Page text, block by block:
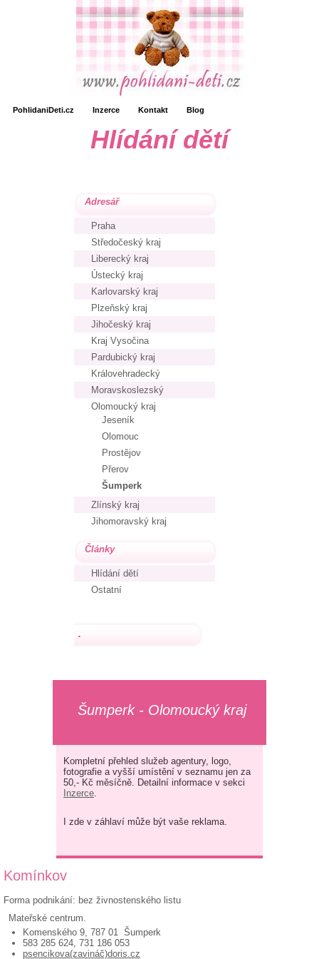
PohlidaniDeti.cz Inzerce Kontakt Blog
Hlídání dětí
Adresář
Praha
Středočeský kraj
Liberecký kraj
Ústecký kraj
Karlovarský kraj
Plzeňský kraj
Jihočeský kraj
Kraj Vysočina
Pardubický kraj
Královehradecký
Moravskoslezský
Olomoucký kraj
Jeseník
Olomouc
Prostějov
Přerov
Šumperk
Zlínský kraj
Jihomoravský kraj
Články
Hlídání dětí
Ostatní
.
Šumperk - Olomoucký kraj
Kompletní přehled služeb agentury, logo,
fotografie a vyšší umístění v seznamu jen za
50,- Kč měsíčně. Detailní informace v sekci
Inzerce.
I zde v záhlaví může být vaše reklama.
Komínkov
Forma podnikání: bez živnostenského listu
Mateřské centrum.
Komenského 9, 787 01 Šumperk
583 285 624, 731 186 053
psencikova(zavináč)doris.cz